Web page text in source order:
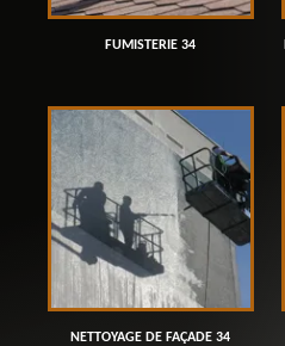
FUMISTERIE 34
NETTOYAGE DE FAÇADE 34